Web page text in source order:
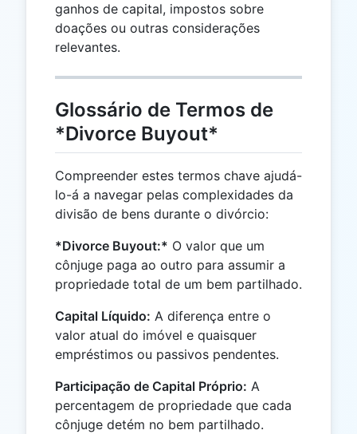
ganhos de capital, impostos sobre
doações ou outras considerações
relevantes.
Glossário de Termos de
*Divorce Buyout*
Compreender estes termos chave ajudá-
lo-á a navegar pelas complexidades da
divisão de bens durante o divórcio:
*Divorce Buyout:* O valor que um
cônjuge paga ao outro para assumir a
propriedade total de um bem partilhado.
Capital Líquido: A diferença entre o
valor atual do imóvel e quaisquer
empréstimos ou passivos pendentes.
Participação de Capital Próprio: A
percentagem de propriedade que cada
cônjuge detém no bem partilhado.